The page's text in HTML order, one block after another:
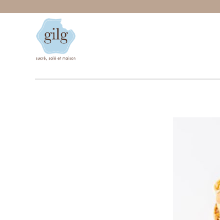
JU3A8872